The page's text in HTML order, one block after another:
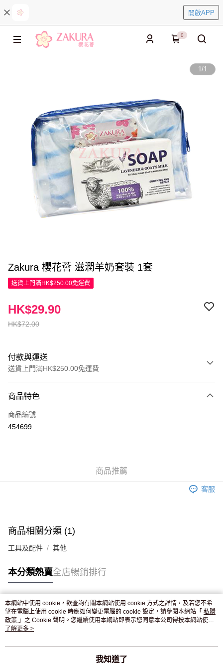
開啟APP
0
1/1
Zakura 櫻花薈 滋潤羊奶套裝 1套
送貨上門滿HK$250.00免運費
HK$72.00
HK$29.90
付款與運送
送貨上門滿HK$250.00免運費
信用卡
Apple Pay
付款後門市自取，訂單確認後2-4個工作天到店，7天內取。逾期後
商品特色
商品編號
454699
商品推薦
客服
商品相關分類 (1)
工具及配件 其他
本分類熱賣全店暢銷排行
熱門標籤
熱銷排行
本網站中使用 cookie，欲查詢有關本網站使用 cookie 方式之詳情，及若您不希
望在電腦上使用 cookie 時應如何變更電腦的 cookie 設定，請參閱本網站「 私隱
政策 」之 Cookie 聲明。您繼續使用本網站即表示您同意本公司得按本網站使用
條款之 Cookie 聲明使用 cookie。
了解更多 >
我知道了